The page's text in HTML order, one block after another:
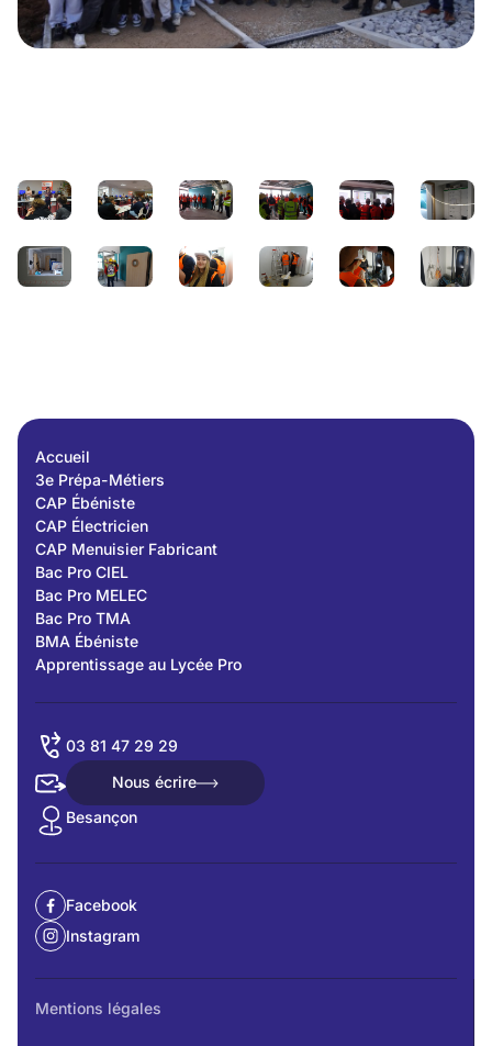
Accueil
3e Prépa-Métiers
CAP Ébéniste
CAP Électricien
CAP Menuisier Fabricant
Bac Pro CIEL
Bac Pro MELEC
Bac Pro TMA
BMA Ébéniste
Apprentissage au Lycée Pro
03 81 47 29 29
Nous écrire
Nous écrire
Besançon
Facebook
Instagram
Mentions légales